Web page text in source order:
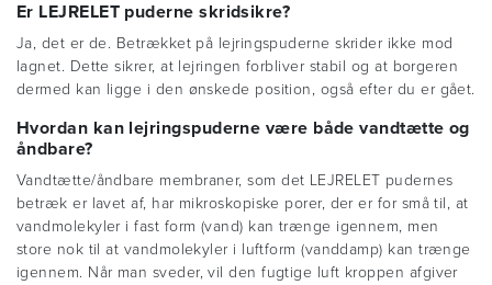
Er LEJRELET puderne skridsikre?
Ja, det er de. Betrækket på lejringspuderne skrider ikke mod
lagnet. Dette sikrer, at lejringen forbliver stabil og at borgeren
dermed kan ligge i den ønskede position, også efter du er gået.
Hvordan kan lejringspuderne være både vandtætte og
åndbare?
Vandtætte/åndbare membraner, som det LEJRELET pudernes
betræk er lavet af, har mikroskopiske porer, der er for små til, at
vandmolekyler i fast form (vand) kan trænge igennem, men
store nok til at vandmolekyler i luftform (vanddamp) kan trænge
igennem. Når man sveder, vil den fugtige luft kroppen afgiver